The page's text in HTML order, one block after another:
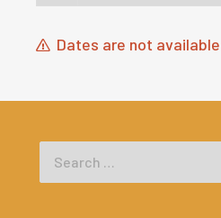
Dates are not available